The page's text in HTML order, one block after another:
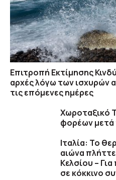
Επιτροπή Εκτίμησης
αρχές λόγω των ισχυρών
τις επόμενες ημέρες
Χωροταξικό
φορέων μετά
Ιταλία: Το
αιώνα
Κελσίου –
σε κόκκινο